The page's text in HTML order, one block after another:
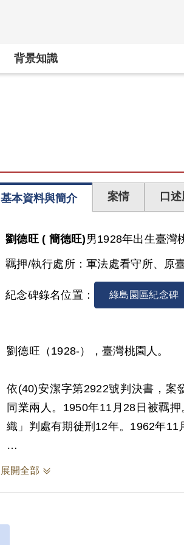
背景知識
基本資料與簡介 案情 口
劉德旺 ( 簡德旺)男1928年出生臺灣
羈押/執行處所：軍法處看守所、原
紀念碑錄名位置： 綠島園區紀念碑
劉德旺（1928-），臺灣桃園人。
依(40)安潔字第2922號判決書，案
同業兩人。1950年11月28日被羈
織」判處有期徒刑12年。1962年11
其於1999年4月向補償基金會提出
展開全部